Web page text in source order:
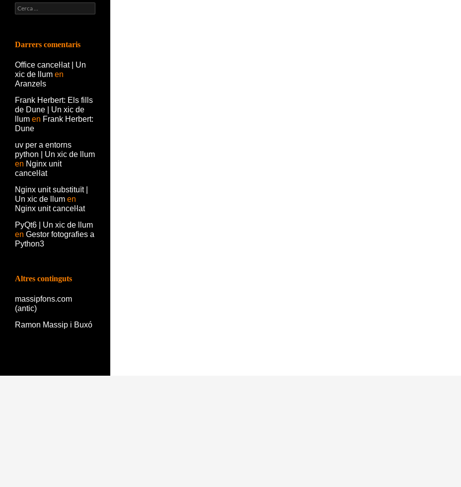
Cerca:
Darrers comentaris
Office canceŀlat | Un
xic de llum en
Aranzels
Frank Herbert: Els fills
de Dune | Un xic de
llum en Frank Herbert:
Dune
uv per a entorns
python | Un xic de llum
en Nginx unit
canceŀlat
Nginx unit substituït |
Un xic de llum en
Nginx unit canceŀlat
PyQt6 | Un xic de llum
en Gestor fotografies a
Python3
Altres continguts
massipfons.com
(antic)
Ramon Massip i Buxó